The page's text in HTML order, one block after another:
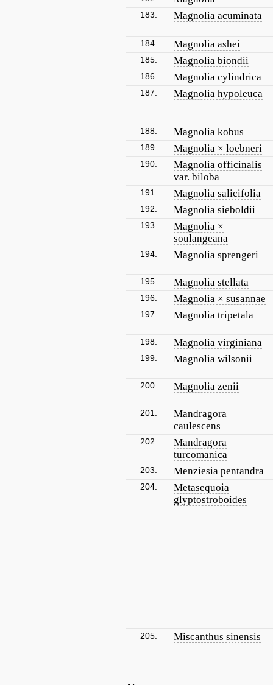
183. Magnolia acuminata
184. Magnolia ashei
185. Magnolia biondii
186. Magnolia cylindrica
187. Magnolia hypoleuca
188. Magnolia kobus
189. Magnolia × loebneri
190.
Magnolia officinalis
var. biloba
191. Magnolia salicifolia
192. Magnolia sieboldii
193.
Magnolia ×
soulangeana
194. Magnolia sprengeri
195. Magnolia stellata
196. Magnolia × susannae
197. Magnolia tripetala
198. Magnolia virginiana
199. Magnolia wilsonii
200. Magnolia zenii
201.
Mandragora
caulescens
202.
Mandragora
turcomanica
203. Menziesia pentandra
204.
Metasequoia
glyptostroboides
205. Miscanthus sinensis